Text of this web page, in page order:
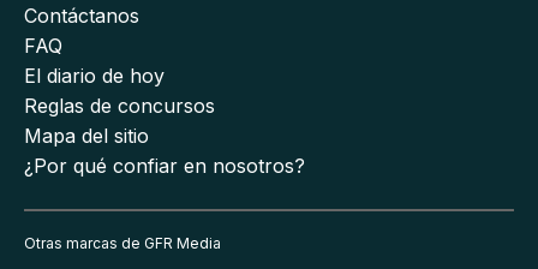
Contáctanos
FAQ
El diario de hoy
Reglas de concursos
Mapa del sitio
¿Por qué confiar en nosotros?
Otras marcas de GFR Media